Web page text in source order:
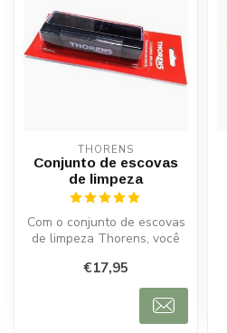
THORENS
Conjunto de escovas
de limpeza
Com o conjunto de escovas
de limpeza Thorens, você
de...
€17,95